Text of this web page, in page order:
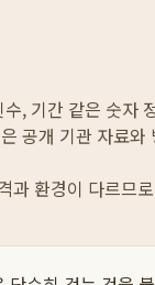
, 기간 같은 숫자
공개 기관 자료와
과 환경이 다르므